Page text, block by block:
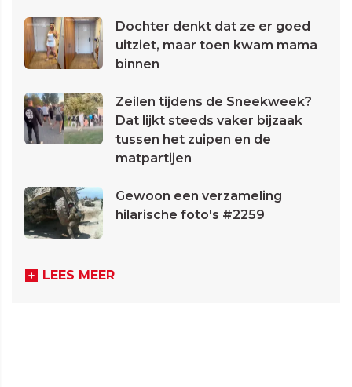
Dochter denkt dat ze er goed
uitziet, maar toen kwam mama
binnen
Zeilen tijdens de Sneekweek?
Dat lijkt steeds vaker bijzaak
tussen het zuipen en de
matpartijen
Gewoon een verzameling
hilarische foto's #2259
LEES MEER